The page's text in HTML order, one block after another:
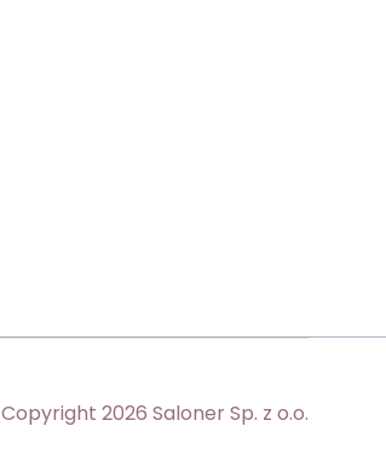
Copyright 2026 Saloner Sp. z o.o.